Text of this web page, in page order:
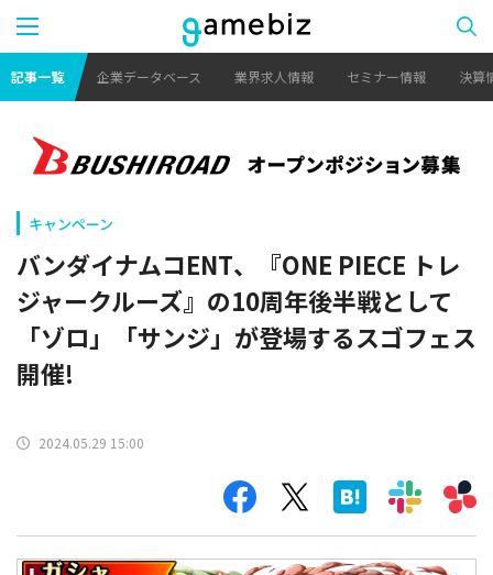
記事一覧 企業データベース 業界求人情報 セミナー情報 決算
キャンペーン
バンダイナムコENT、『ONE PIECE トレ
ジャークルーズ』の10周年後半戦として
「ゾロ」「サンジ」が登場するスゴフェス
開催!
2024.05.29 15:00